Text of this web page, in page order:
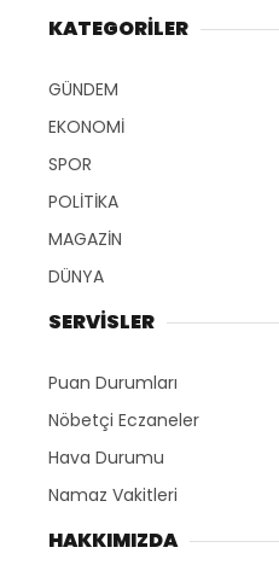
KATEGORİLER
GÜNDEM
EKONOMİ
SPOR
POLİTİKA
MAGAZİN
DÜNYA
SERVİSLER
Puan Durumları
Nöbetçi Eczaneler
Hava Durumu
Namaz Vakitleri
HAKKIMIZDA